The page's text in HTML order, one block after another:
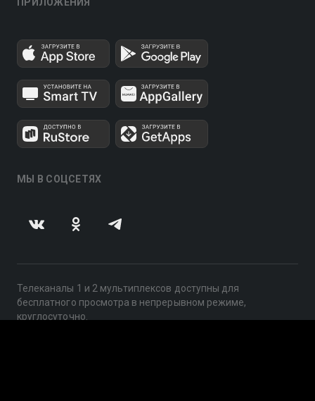
МЫ В СОЦСЕТЯХ
Телеканалы 1 и 2 мультиплексов доступны для
бесплатного просмотра в непрерывном режиме,
круглосуточно.